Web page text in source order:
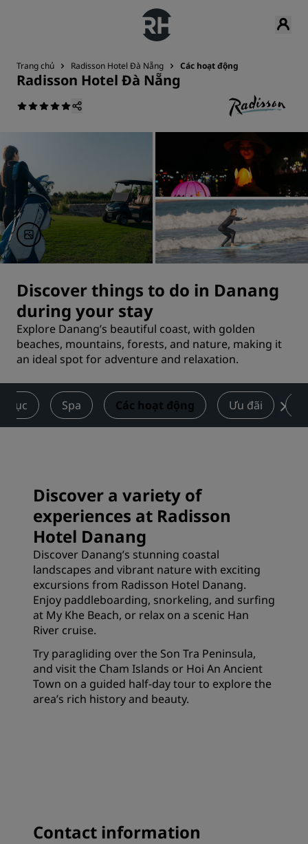
Trang chủ Radisson Hotel Đà Nẵng Các hoạt động
Radisson Hotel Đà Nẵng
Discover things to do in Danang
during your stay
Explore Danang’s beautiful coast, with golden
beaches, mountains, forests, and nature, making it
an ideal spot for adventure and relaxation.
dục Spa Các hoạt động Ưu đãi
Discover a variety of
experiences at Radisson
Hotel Danang
Discover Danang’s stunning coastal
landscapes and vibrant nature with exciting
excursions from Radisson Hotel Danang.
Enjoy paddleboarding, snorkeling, and surfing
at My Khe Beach, or relax on a scenic Han
River cruise.
Try paragliding over the Son Tra Peninsula,
and visit the Cham Islands or Hoi An Ancient
Town on a guided half-day tour to explore the
area’s rich history and beauty.
Contact information